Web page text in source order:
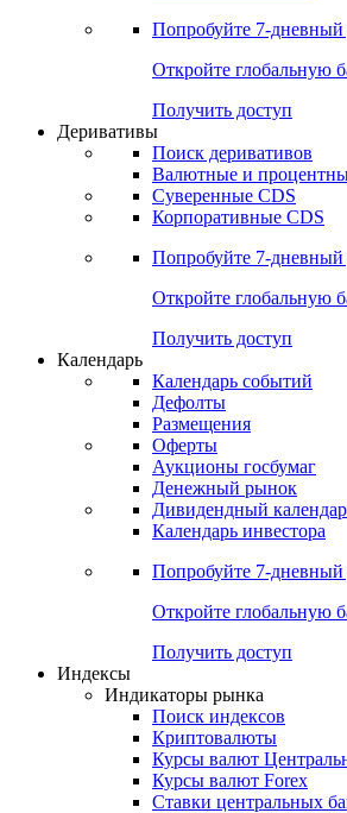
Попробуйте 7-дневный
Откройте глобальную
Получить доступ
Деривативы
Поиск деривативов
Валютные и
Суверенные CDS
Корпоративные CDS
Попробуйте 7-дневный
Откройте глобальную
Получить доступ
Календарь
Календарь событий
Дефолты
Размещения
Оферты
Аукционы госбумаг
Денежный рынок
Дивидендный
Календарь инвестора
Попробуйте 7-дневный
Откройте глобальную
Получить доступ
Индексы
Индикаторы рынка
Поиск индексов
Криптовалюты
Курсы валют
Курсы валют Forex
Ставки центральных